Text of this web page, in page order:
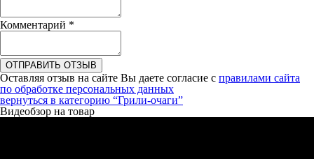
Комментарий *
ОТПРАВИТЬ ОТЗЫВ
Оставляя отзыв на сайте Вы даете согласие с правилами сайта
по обработке персональных данных
вернуться в категорию “Грили-очаги”
Видеобзор на товар